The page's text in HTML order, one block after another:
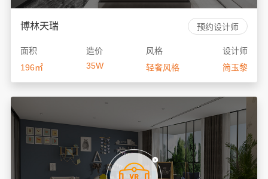
博林天瑞 预约设计师
面积
196㎡
造价
35W
风格
轻奢风格
设计师
简玉黎